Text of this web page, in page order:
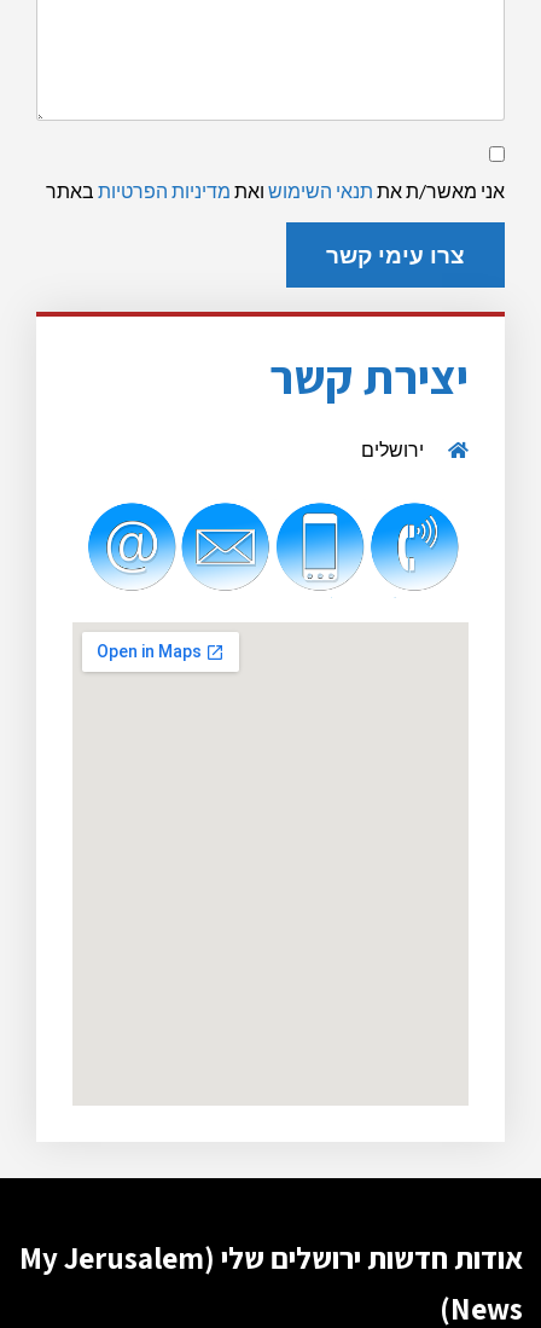
תנאי
שימוש
פרטיות
אני מאשר/ת את תנאי השימוש ואת מדיניות הפרטיות באתר
צרו עימי קשר
יצירת קשר​
ירושלים
אודות חדשות ירושלים שלי (My Jerusalem
News)